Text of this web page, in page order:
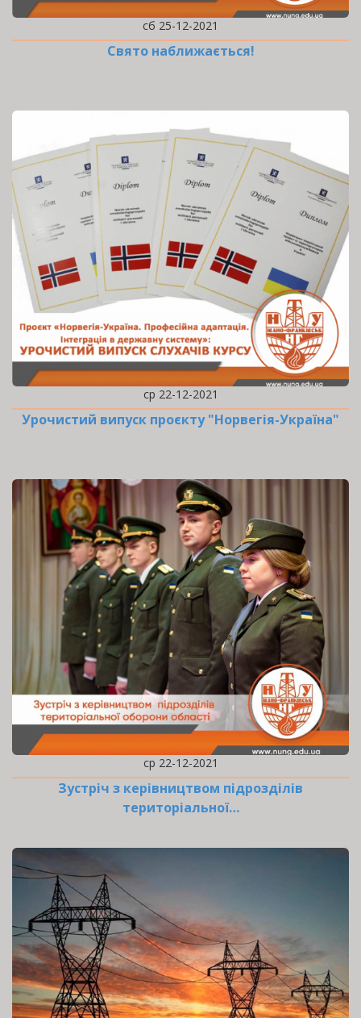
сб 25-12-2021
Свято наближається!
ср 22-12-2021
Урочистий випуск проєкту "Норвегія-Україна"
ср 22-12-2021
Зустріч з керівництвом підрозділів
територіальної…